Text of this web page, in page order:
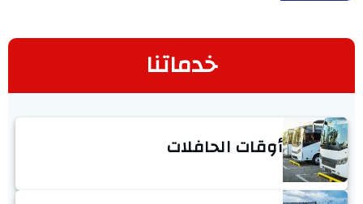
خدماتنا
أوقات الحافلات